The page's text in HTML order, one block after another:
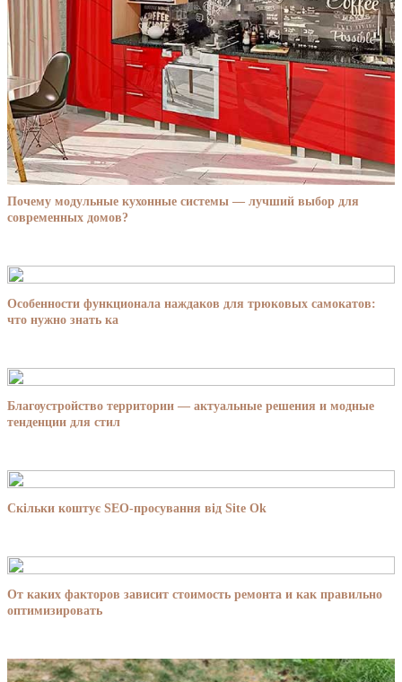
Почему модульные кухонные системы — лучший выбор для
современных домов?
Особенности функционала наждаков для трюковых самокатов:
что нужно знать ка
Благоустройство территории — актуальные решения и модные
тенденции для стил
Скільки коштує SEO-просування від Site Ok
От каких факторов зависит стоимость ремонта и как правильно
оптимизировать